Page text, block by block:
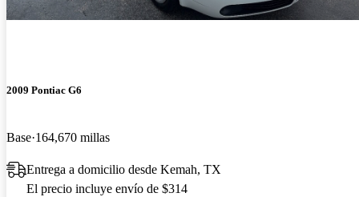
2009 Pontiac G6
Base 164,670 millas
Entrega a domicilio desde Kemah, TX
El precio incluye envío de $314